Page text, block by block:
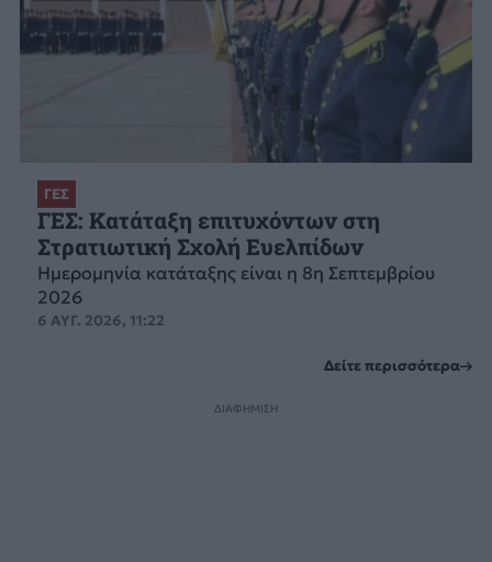
ΓΕΣ
ΓΕΣ: Κατάταξη επιτυχόντων στη
Στρατιωτική Σχολή Ευελπίδων
Ημερομηνία κατάταξης είναι η 8η Σεπτεμβρίου
2026
6 ΑΥΓ. 2026, 11:22
Δείτε περισσότερα
ΔΙΑΦΗΜΙΣΗ